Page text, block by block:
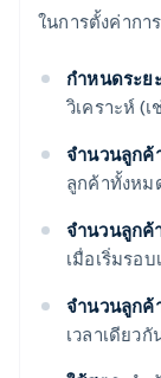
ในการตั้งค่าก
กําหนดระย
วิเคราะห์ (
จํานวนลูกค้
ลูกค้าทั้งหม
จำนวนลูกค้
เมื่อเริ่มรอบ
จํานวนลูกค้
เวลาเดียวกั